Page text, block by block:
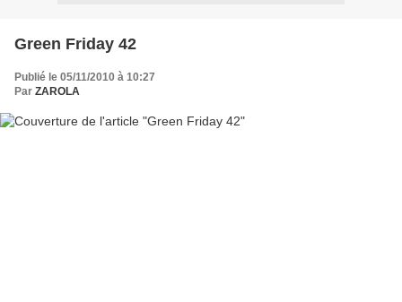
Green Friday 42
Publié le 05/11/2010 à 10:27
Par ZAROLA